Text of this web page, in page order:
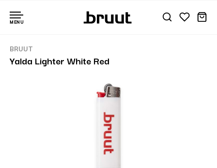
MENU
BRUUT
Yalda Lighter White Red